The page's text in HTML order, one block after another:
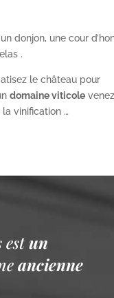
donjon, une cour
.
le château pour
domaine viticolevenez
vinification …
est un
ancienne